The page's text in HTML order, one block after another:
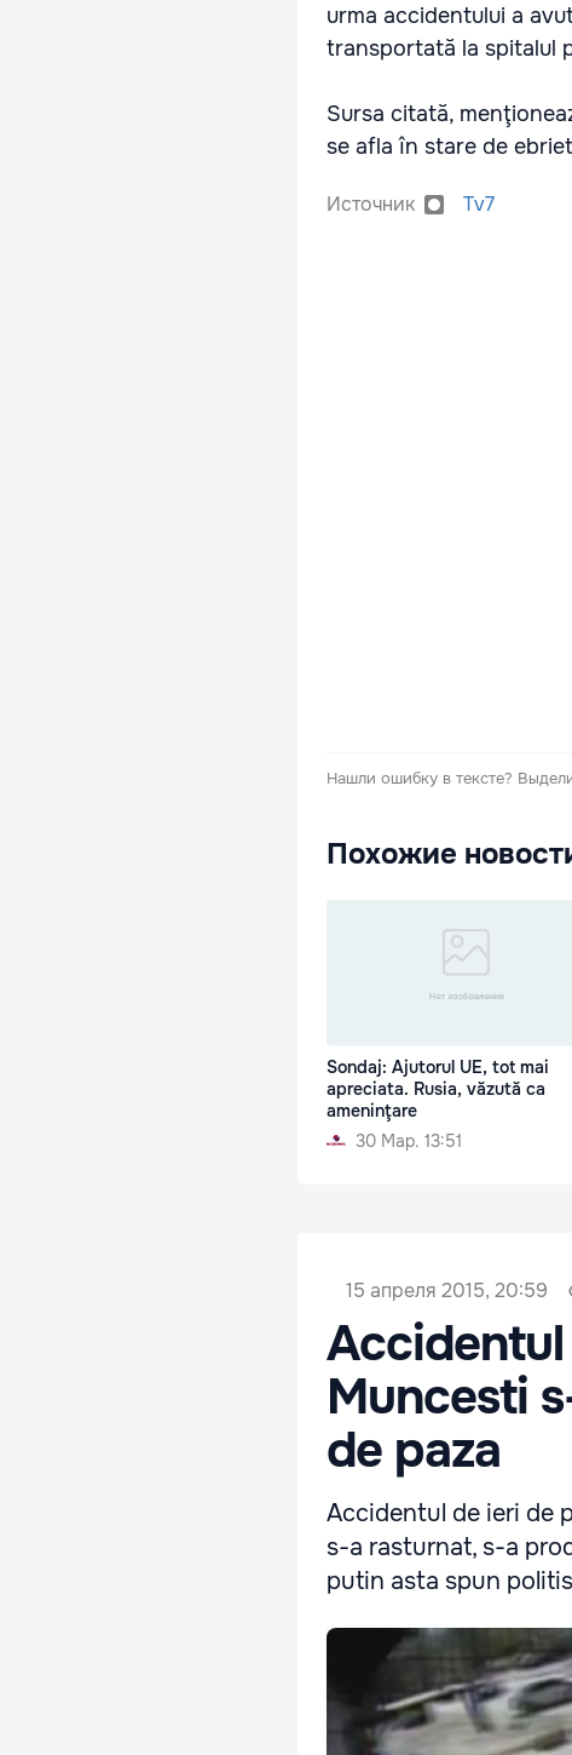
urma accidentului a
transportată la spitalul
Sursa citată,
se afla în stare de
Источник Tv7
Нашли ошибку в тексте?
Похожие
Sondaj: Ajutorul UE, tot mai
apreciata. Rusia, văzută ca
ameninţare
30 Мар. 13:51
15 апреля 2015, 20:59
Muncesti
de paza
Accidentul de ieri de
s-a rasturnat, s-a
putin asta spun